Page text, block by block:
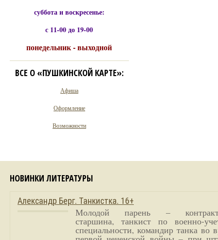
суббота и воскресенье:
с 11-00 до 19-00
понедельник - выходной
ВСЕ О «ПУШКИНСКОЙ КАРТЕ»:
Афиша
Оформление
Возможности
НОВИНКИ ЛИТЕРАТУРЫ
Александр Берг. Танкистка. 16+
Молодой парень –
старшина, танкист по военно-
специальности, командир танка во